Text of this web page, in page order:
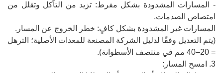
- المسارات المشدودة بشكل مفرط: تزيد من التآكل وتقلل من
امتصاص الصدمات.
المسارات غير المشدودة بشكل كافٍ: خطر الخروج عن المسار.
(يتم التعديل وفقًا لدليل الشركة المصنعة للمعدات الأصلية؛ الترهل
= 20–40 مم في منتصف الأسطوانة).
3. امسح المسار: